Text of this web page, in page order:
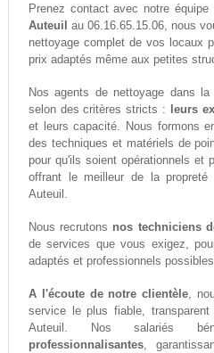
Prenez contact avec notre équipe
Auteuil au 06.16.65.15.06, nous
nettoyage complet de vos locaux
prix adaptés même aux petites
Nos agents de nettoyage dans
selon des critères stricts :
leurs
et leurs capacité. Nous formons
des techniques et matériels de
pour qu'ils soient opérationnels et
offrant le meilleur de la
Auteuil.
Nous recrutons nos techniciens
de services que vous exigez,
adaptés et professionnels
A l'écoute de notre clientèle,
service le plus fiable,
Auteuil. Nos salariés
professionnalisantes,